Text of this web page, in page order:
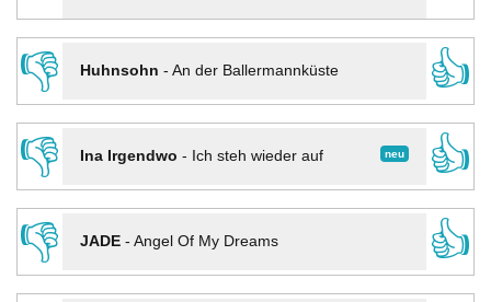
👎
Huhnsohn - An der Ballermannküste
👍
👎
neu
Ina Irgendwo - Ich steh wieder auf
👍
👎
JADE- Angel Of My Dreams
👍